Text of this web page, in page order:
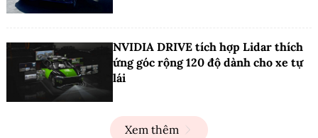
NVIDIA DRIVE tích hợp Lidar thích
ứng góc rộng 120 độ dành cho xe tự
lái
Xem thêm